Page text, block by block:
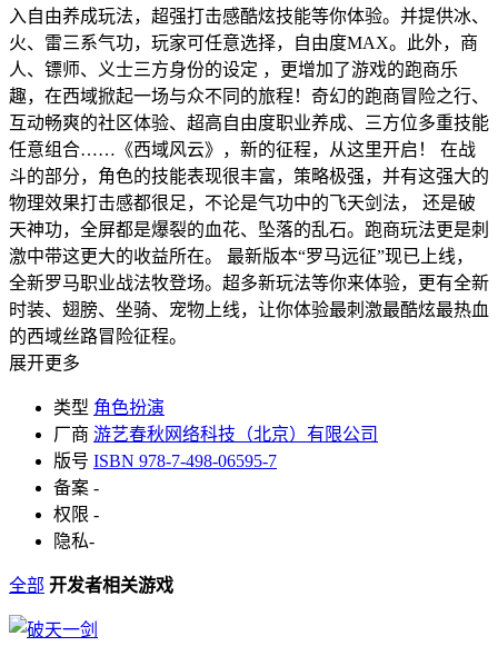
入自由养成玩法，超强打击感酷炫技能等你体验。并提供冰、
火、雷三系气功，玩家可任意选择，自由度MAX。此外，商
人、镖师、义士三方身份的设定 ，更增加了游戏的跑商乐
趣，在西域掀起一场与众不同的旅程！奇幻的跑商冒险之行、
互动畅爽的社区体验、超高自由度职业养成、三方位多重技能
任意组合……《西域风云》，新的征程，从这里开启！ 在战
斗的部分，角色的技能表现很丰富，策略极强，并有这强大的
物理效果打击感都很足，不论是气功中的飞天剑法， 还是破
天神功，全屏都是爆裂的血花、坠落的乱石。跑商玩法更是刺
激中带这更大的收益所在。 最新版本“罗马远征”现已上线，
全新罗马职业战法牧登场。超多新玩法等你来体验，更有全新
时装、翅膀、坐骑、宠物上线，让你体验最刺激最酷炫最热血
的西域丝路冒险征程。
展开更多
类型 角色扮演
厂商 游艺春秋网络科技（北京）有限公司
版号 ISBN 978-7-498-06595-7
备案 -
权限 -
隐私-
全部 开发者相关游戏